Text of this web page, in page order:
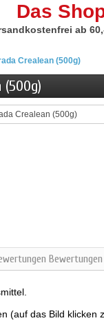
Das
ab
Crealean (500g)
(500g)
Bewertungen
(auf das Bild klicken